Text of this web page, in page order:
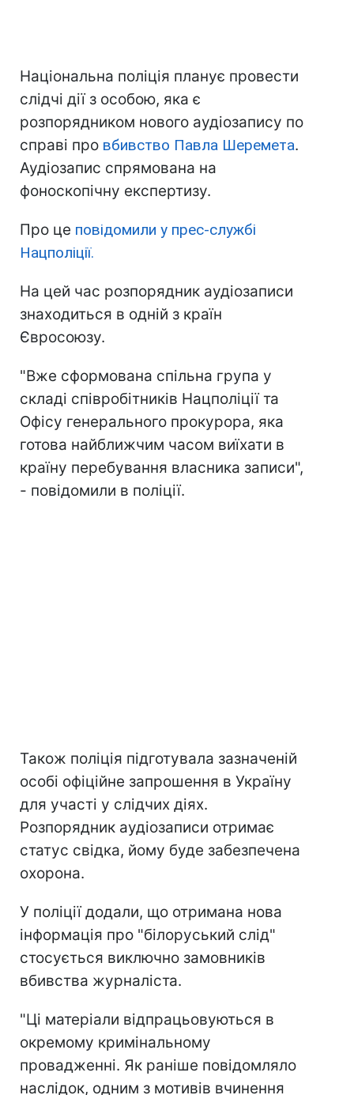
Національна поліція планує провести
слідчі дії з особою, яка є
розпорядником нового аудіозапису по
справі про вбивство Павла Шеремета.
Аудіозапис спрямована на
фоноскопічну експертизу.
Про це повідомили у прес-службі
Нацполіції.
На цей час розпорядник аудіозаписи
знаходиться в одній з країн
Євросоюзу.
"Вже сформована спільна група у
складі співробітників Нацполіції та
Офісу генерального прокурора, яка
готова найближчим часом виїхати в
країну перебування власника записи",
- повідомили в поліції.
Також поліція підготувала зазначеній
особі офіційне запрошення в Україну
для участі у слідчих діях.
Розпорядник аудіозаписи отримає
статус свідка, йому буде забезпечена
охорона.
У поліції додали, що отримана нова
інформація про "білоруський слід"
стосується виключно замовників
вбивства журналіста.
"Ці матеріали відпрацьовуються в
окремому кримінальному
провадженні. Як раніше повідомляло
наслідок, одним з мотивів вчинення